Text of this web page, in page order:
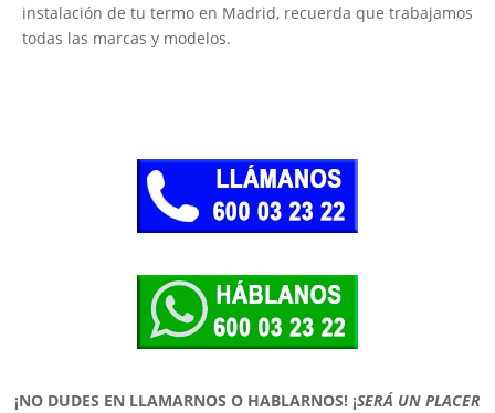
instalación de tu termo en Madrid, recuerda que trabajamos
todas las marcas y modelos.
¡NO DUDES EN LLAMARNOS O HABLARNOS! ¡SERÁ UN PLACER